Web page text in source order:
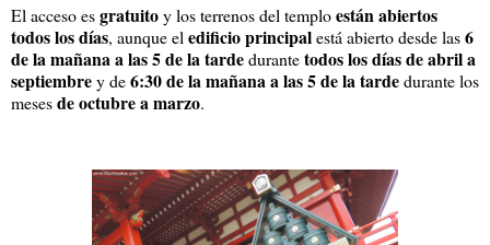
El acceso esgratuitoy los terrenos del temploestán abiertos
todos los días, aunque el edificio principalestá abierto desde las6
de la mañana a las 5 de la tardedurantetodos los días de abril a
septiembrey de6:30 de la mañana a las 5 de la tardedurante los
mesesde octubre a marzo.